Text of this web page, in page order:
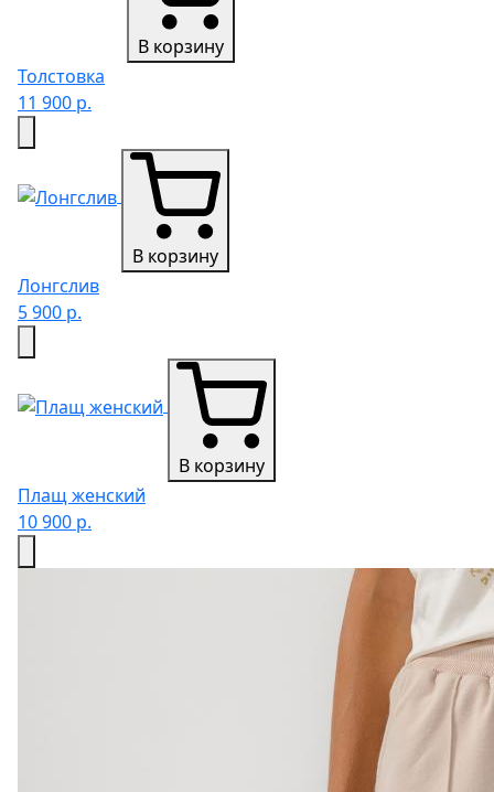
В корзину
Толстовка
11 900 р.
В корзину
Лонгслив
5 900 р.
В корзину
Плащ женский
10 900 р.